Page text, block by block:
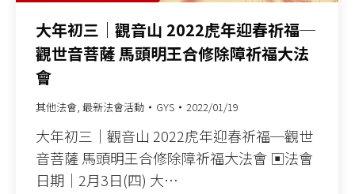
大年初三｜觀音山 2022虎年迎春祈福─
觀世音菩薩 馬頭明王合修除障祈福大法
會
其他法會, 最新法會活動 GYS 2022/01/19
大年初三｜觀音山 2022虎年迎春祈福─觀世
音菩薩 馬頭明王合修除障祈福大法會 ▣法會
日期｜2月3日(四) 大…